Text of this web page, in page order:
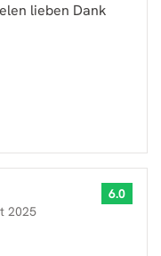
lieben Dank
2025
6.0